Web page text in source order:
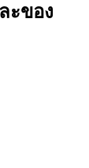
ะของ